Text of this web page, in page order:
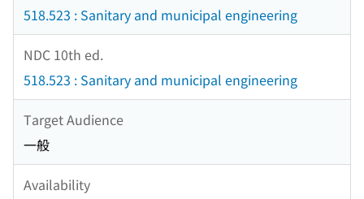
518.523 : Sanitary and municipal engineering
NDC 10th ed.
518.523 : Sanitary and municipal engineering
Target Audience
一般
Availability